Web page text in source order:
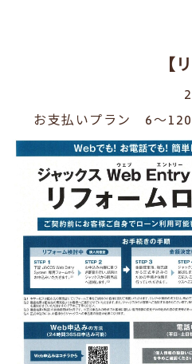
【
お支払いプラン 6～